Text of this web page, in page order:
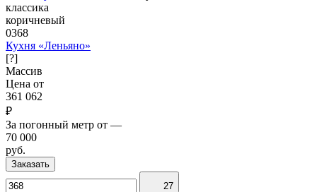
классика
коричневый
0368
Кухня «Леньяно»
[?]
Массив
Цена от
361 062
₽
За погонный метр от —
70 000
руб.
Заказать
27